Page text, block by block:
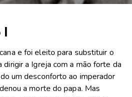
I
e foi eleito para substituir o
dirigir a Igreja com a mão forte da
um desconforto ao imperador
a morte do papa. Mas